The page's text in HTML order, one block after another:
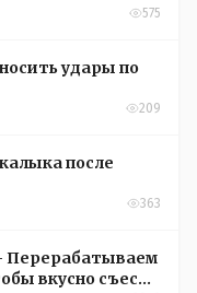
575
удары по
209
после
363
Перерабатываем
вкусно съесть